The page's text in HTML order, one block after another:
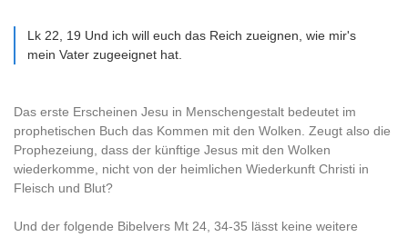
Lk 22, 19 Und ich will euch das Reich zueignen, wie mir's
mein Vater zugeeignet hat.
Das erste Erscheinen Jesu in Menschengestalt bedeutet im
prophetischen Buch das Kommen mit den Wolken. Zeugt also die
Prophezeiung, dass der künftige Jesus mit den Wolken
wiederkomme, nicht von der heimlichen Wiederkunft Christi in
Fleisch und Blut?
Und der folgende Bibelvers Mt 24, 34-35 lässt keine weitere